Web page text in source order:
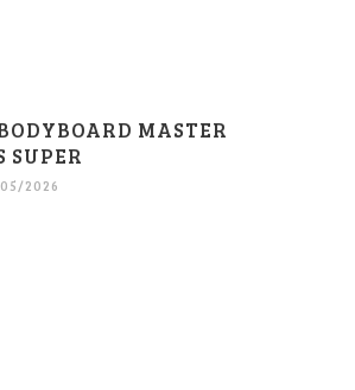
MASTER
SUPER
2026